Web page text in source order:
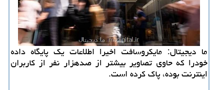
ما دیجیتال: مایكروسافت اخیرا اطلاعات یك پایگاه داده
خودرا كه حاوی تصاویر بیشتر از صدهزار نفر از كاربران
اینترنت بوده، پاك كرده است.